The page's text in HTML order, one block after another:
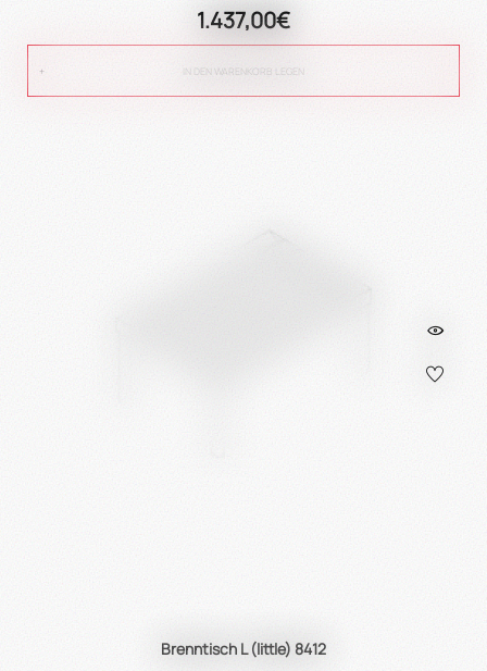
1.437,00€
IN DEN WARENKORB LEGEN
Brenntisch L (little) 8412